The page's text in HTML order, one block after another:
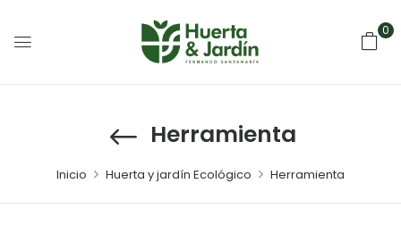
0
Herramienta
Inicio Huerta y jardín Ecológico Herramienta